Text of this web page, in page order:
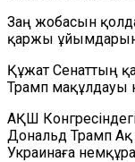
Заң жобасын
қаржы
Құжат Сенаттың
Трамп мақұлдауы
АҚШ
Дональд Трамп Ақ
Украинаға